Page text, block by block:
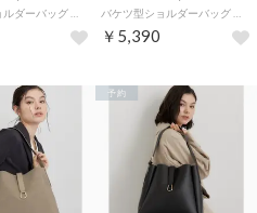
バケツ型ショルダーバッグ （ボルドー(064)） バケツ型ショルダーバッグ （ブラック(019)）
￥5,390
予約